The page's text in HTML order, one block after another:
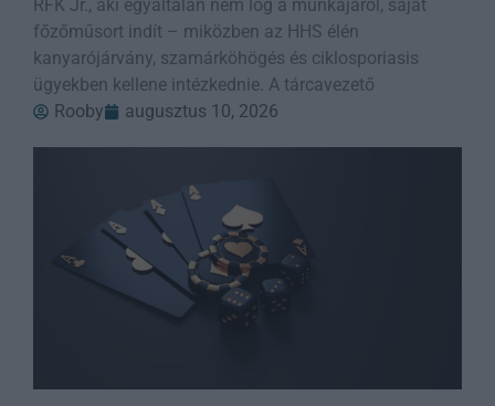
RFK Jr., aki egyáltalán nem lóg a munkájáról, saját
főzőműsort indít – miközben az HHS élén
kanyarójárvány, szamárköhögés és ciklosporiasis
ügyekben kellene intézkednie. A tárcavezető
Rooby
augusztus 10, 2026